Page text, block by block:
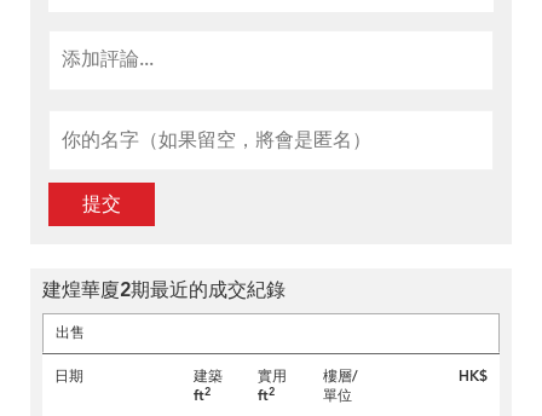
提交
建煌華廈2期最近的成交紀錄
出售
日期
建築
ft2
實用
ft2
樓層/
單位
HK$